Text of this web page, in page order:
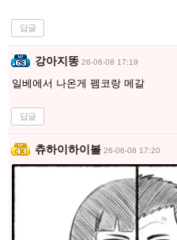
답글
강아지똥 26-06-08 17:19
일베에서 나온게 펨코랑 메갈
답글
츄하이하이볼 26-06-08 17:20